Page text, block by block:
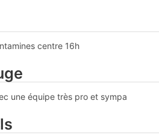
centre 16h
une équipe très pro et sympa